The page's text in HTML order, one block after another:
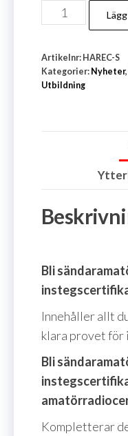
Lilla
HAREC-
mängd
Artikelnr: HAREC-S
Kategorier: Nyheter,
Utbildning
Bli
Innehåller allt
klara provet
Bli
Kompletterar